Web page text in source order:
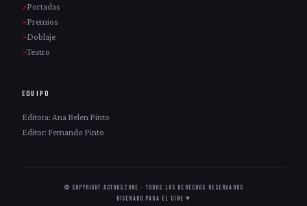
Portadas
Premios
Doblaje
Teatro
EQUIPO
Editora: Ana Belen Pinto
Editor: Fernando Pinto
© Copyright ActorsZone - Todos los derechos reservados
Disenado para el cine ♥